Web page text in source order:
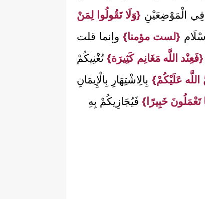
فِي الْمَوْضِعَيْنِ {وَلَا تَقُولُوا لِمَنْ
{لست مؤمنا} وإنما قلت
{فَعِنْد اللَّه مَغَانِم كَثِيرَة}تُغْنِيكُمْ
عَلَيْكُمْ} بِالِاشْتِهَارِ بِالْإِيمَانِ
تَعْمَلُونَ خَبِيرًا} فَيُجَازِيكُمْ بِهِ